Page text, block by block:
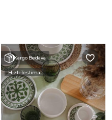
Kargo Bedava
Hızlı Teslimat